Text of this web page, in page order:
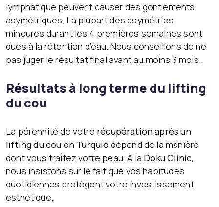
lymphatique peuvent causer des gonflements
asymétriques. La plupart des asymétries
mineures durant les 4 premières semaines sont
dues à la rétention d’eau. Nous conseillons de ne
pas juger le résultat final avant au moins 3 mois.
Résultats à long terme du lifting
du cou
La pérennité de votre récupération après un
lifting du cou en Turquie dépend de la manière
dont vous traitez votre peau. À la Doku Clinic,
nous insistons sur le fait que vos habitudes
quotidiennes protègent votre investissement
esthétique.